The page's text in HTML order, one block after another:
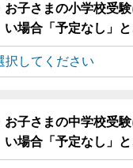
お子さまの小学校受
い場合「予定なし」と
お子さまの中学校受
い場合「予定なし」と